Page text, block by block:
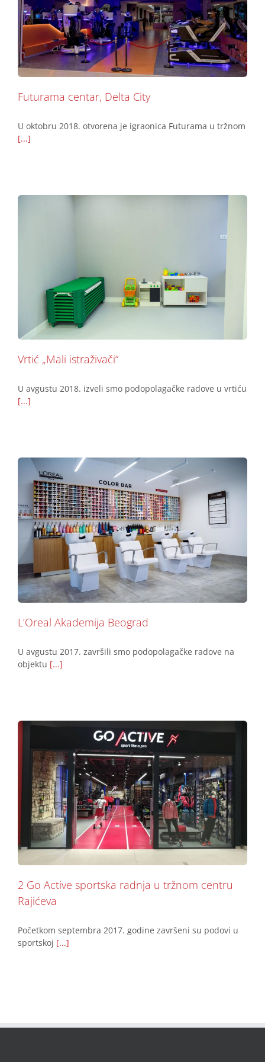
Futurama centar, Delta City
Podovi
Futurama centar, Delta City
U oktobru 2018. otvorena je igraonica Futurama u tržnom
[...]
Vrtić „Mali istraživači“
Podovi
Vrtić „Mali istraživači“
U avgustu 2018. izveli smo podopolagačke radove u vrtiću
[...]
L’Oreal Akademija Beograd
Podovi
L’Oreal Akademija Beograd
U avgustu 2017. završili smo podopolagačke radove na
objektu [...]
2 Go Active sportska radnja u tržnom centru Rajićeva
Podovi
2 Go Active sportska radnja u tržnom centru
Rajićeva
Početkom septembra 2017. godine završeni su podovi u
sportskoj [...]